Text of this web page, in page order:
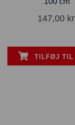
147,00
TILFØJ TIL